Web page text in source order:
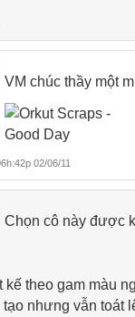
VM chúc thầy một
02/06/11
Chọn cô này được
theo gam màu
nhưng vẫn toát